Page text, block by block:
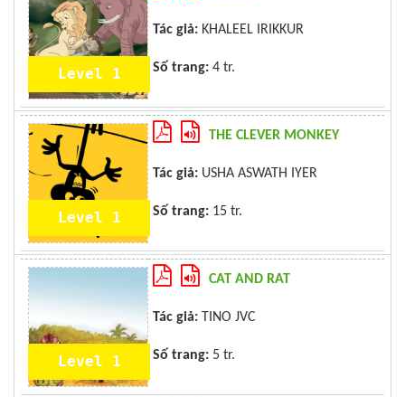
Level 1
Tác giả: KHALEEL IRIKKUR
Số trang: 4 tr.
Level 1
THE CLEVER MONKEY
Tác giả: USHA ASWATH IYER
Số trang: 15 tr.
Level 1
CAT AND RAT
Tác giả: TINO JVC
Số trang: 5 tr.